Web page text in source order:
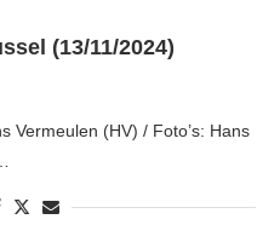
(13/11/2024)
Vermeulen (HV) / Foto’s: Hans